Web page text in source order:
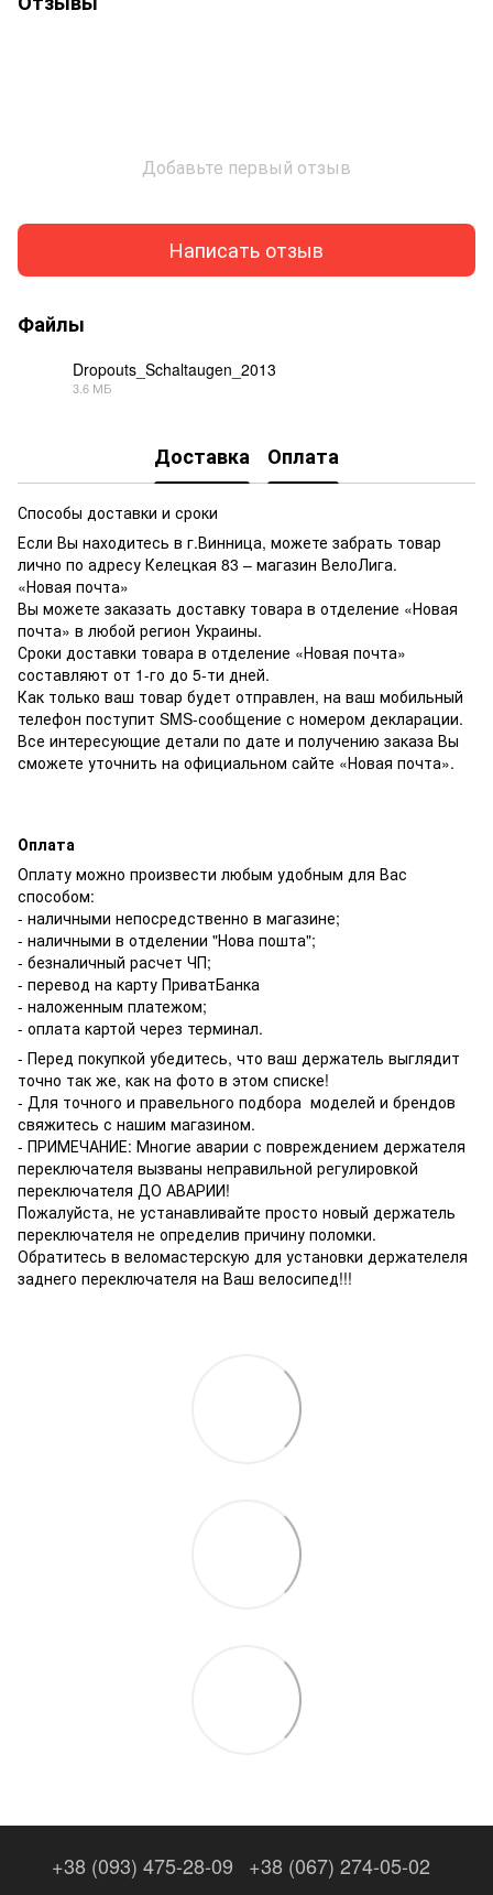
Добавьте первый отзыв
Написать отзыв
Файлы
Dropouts_Schaltaugen_2013
3.6 МБ
Доставка Оплата
Способы доставки и сроки
Если Вы находитесь в г.Винница, можете забрать товар
лично по адресу Келецкая 83 – магазин ВелоЛига.
«Новая почта»
Вы можете заказать доставку товара в отделение «Новая
почта» в любой регион Украины.
Сроки доставки товара в отделение «Новая почта»
составляют от 1-го до 5-ти дней.
Как только ваш товар будет отправлен, на ваш мобильный
телефон поступит SMS-сообщение с номером декларации.
Все интересующие детали по дате и получению заказа Вы
сможете уточнить на официальном сайте «Новая почта».
Оплата
Оплату можно произвести любым удобным для Вас
способом:
- наличными непосредственно в магазине;
- наличными в отделении "Нова пошта";
- безналичный расчет ЧП;
- перевод на карту ПриватБанка
- наложенным платежом;
- оплата картой через терминал.
- Перед покупкой убедитесь, что ваш держатель выглядит
точно так же, как на фото в этом списке!
- Для точного и правельного подбора моделей и брендов
свяжитесь с нашим магазином.
- ПРИМЕЧАНИЕ: Многие аварии с повреждением держателя
переключателя вызваны неправильной регулировкой
переключателя ДО АВАРИИ!
Пожалуйста, не устанавливайте просто новый держатель
переключателя не определив причину поломки.
Обратитесь в веломастерскую для установки держателеля
заднего переключателя на Ваш велосипед!!!
+38 (093) 475-28-09 +38 (067) 274-05-02